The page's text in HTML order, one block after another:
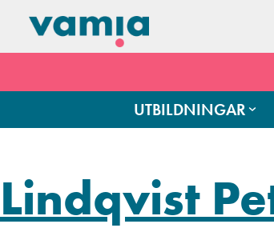
UTBILDNINGAR
Lindqvist